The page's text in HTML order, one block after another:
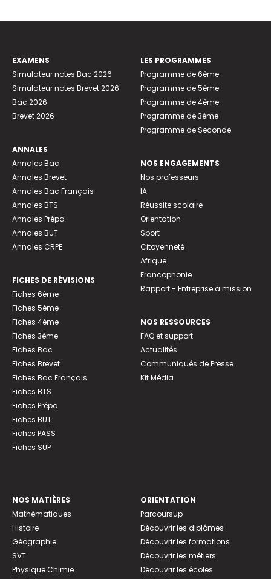
EXAMENS
Simulateur notes Bac 2026
Simulateur notes Brevet 2026
Bac 2026
Brevet 2026
ANNALES
Annales Bac
Annales Brevet
Annales Bac Français
Annales BTS
Annales Prépa
Annales BUT
Annales CRPE
FICHES DE RÉVISIONS
Fiches 6ème
Fiches 5ème
Fiches 4ème
Fiches 3ème
Fiches Bac
Fiches Brevet
Fiches Bac Français
Fiches BTS
Fiches Prépa
Fiches BUT
Fiches PASS
Fiches SUP
LES PROGRAMMES
Programme de 6ème
Programme de 5ème
Programme de 4ème
Programme de 3ème
Programme de Seconde
NOS ENGAGEMENTS
Nos professeurs
IA
Réussite scolaire
Orientation
Sport
Citoyenneté
Afrique
Francophonie
Rapport - Entreprise à mission
NOS RESSOURCES
FAQ et support
Actualités
Communiqués de Presse
Kit Média
NOS MATIÈRES
Mathématiques
Histoire
Géographie
SVT
Physique Chimie
ORIENTATION
Parcoursup
Découvrir les diplômes
Découvrir les formations
Découvrir les métiers
Découvrir les écoles